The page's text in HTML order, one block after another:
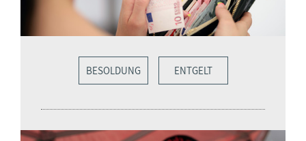
BESOLDUNG ENTGELT